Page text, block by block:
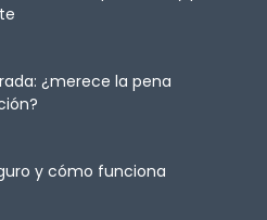
¿merece la pena
y cómo funciona